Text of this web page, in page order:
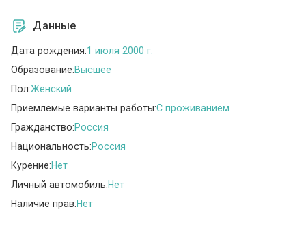
Данные
Дата рождения:1 июля 2000 г.
Образование:Высшее
Пол:Женский
Приемлемые варианты работы:C проживанием
Гражданство:Россия
Национальность:Россия
Курение:Нет
Личный автомобиль:Нет
Наличие прав:Нет